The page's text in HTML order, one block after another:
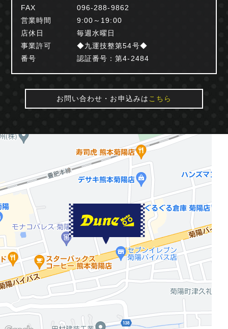
FAX
096-288-9862
営業時間
9:00～19:00
店休日
毎週水曜日
事業許可
番号
◆九運技整第54号◆
認証番号：第4-2484
お問い合わせ・お申込みは こちら